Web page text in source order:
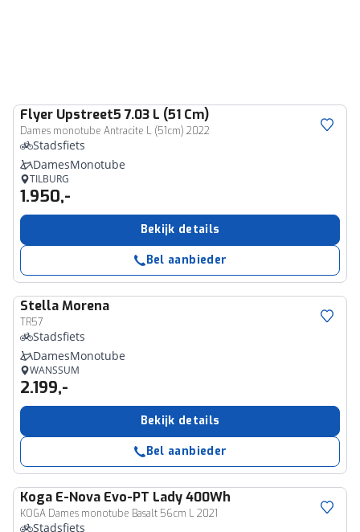
Flyer Upstreet5 7.03 L (51 Cm)
Dames monotube Antracite L (51cm) 2022
Stadsfiets
DamesMonotube
TILBURG
1.950,-
Bekijk details
Bel aanbieder
StellaMorena
TR57
Stadsfiets
DamesMonotube
WANSSUM
2.199,-
Bekijk details
Bel aanbieder
Koga E-Nova Evo-PT Lady 400Wh
KOGA Dames monotube Basalt 56cm L 2021
Stadsfiets